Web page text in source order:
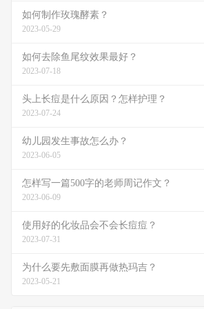
如何制作玫瑰酵素？
2023-05-29
如何去除鱼尾纹效果最好？
2023-07-18
头上长痘是什么原因？怎样护理？
2023-07-24
幼儿园发生事故怎么办？
2023-06-05
怎样写一篇500字的老师周记作文？
2023-06-09
使用好的化妆品会不会长痘痘？
2023-07-31
为什么要先敷面膜再做热玛吉？
2023-05-21